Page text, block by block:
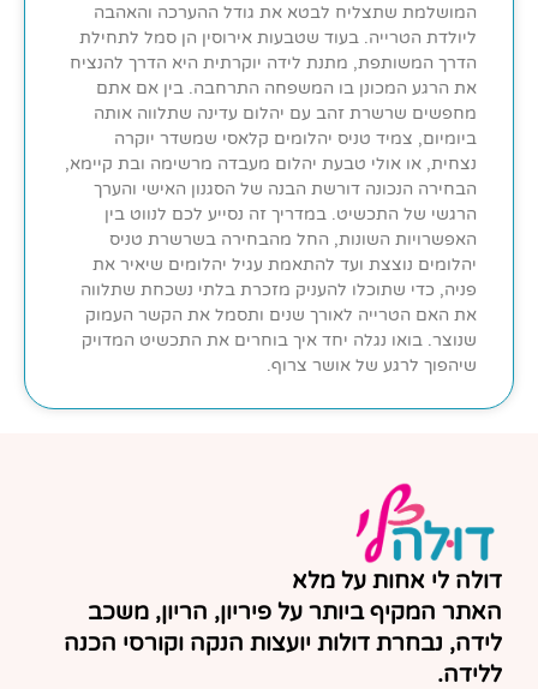
המושלמת שתצליח לבטא את גודל ההערכה והאהבה
ליולדת הטרייה. בעוד שטבעות אירוסין הן סמל לתחילת
הדרך המשותפת, מתנת לידה יוקרתית היא הדרך להנציח
את הרגע המכונן בו המשפחה התרחבה. בין אם אתם
מחפשים שרשרת זהב עם יהלום עדינה שתלווה אותה
ביומיום, צמיד טניס יהלומים קלאסי שמשדר יוקרה
נצחית, או אולי טבעת יהלום מעבדה מרשימה ובת קיימא,
הבחירה הנכונה דורשת הבנה של הסגנון האישי והערך
הרגשי של התכשיט. במדריך זה נסייע לכם לנווט בין
האפשרויות השונות, החל מהבחירה בשרשרת טניס
יהלומים נוצצת ועד להתאמת עגיל יהלומים שיאיר את
פניה, כדי שתוכלו להעניק מזכרת בלתי נשכחת שתלווה
את האם הטרייה לאורך שנים ותסמל את הקשר העמוק
שנוצר. בואו נגלה יחד איך בוחרים את התכשיט המדויק
שיהפוך לרגע של אושר צרוף.
דולה לי אחות על מלא
האתר המקיף ביותר על פיריון, הריון, משכב
לידה, נבחרת דולות יועצות הנקה וקורסי הכנה
ללידה.